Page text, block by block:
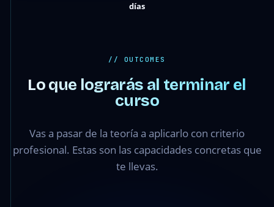
días
// OUTCOMES
Lo que lograrás al terminar el
curso
Vas a pasar de la teoría a aplicarlo con criterio
profesional. Estas son las capacidades concretas que
te llevas.